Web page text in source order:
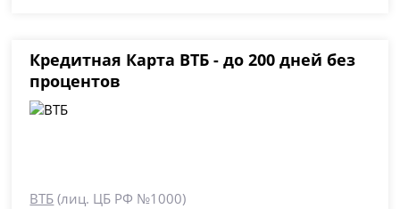
Кредитная Карта ВТБ - до 200 дней без
процентов
ВТБ (лиц. ЦБ РФ №1000)